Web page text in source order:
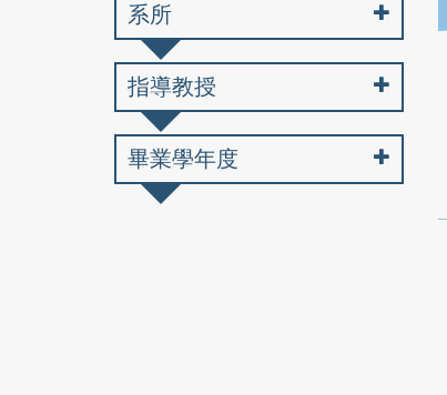
系所
指導教授
畢業學年度